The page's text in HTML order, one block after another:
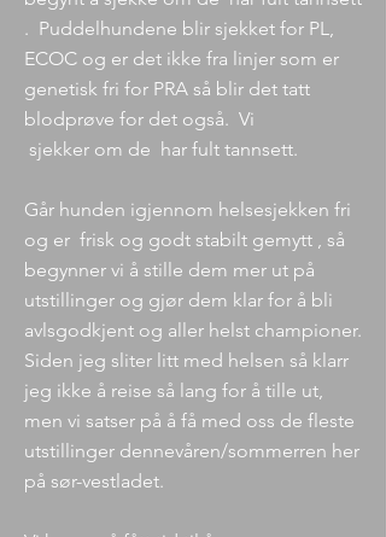
. Puddelhundene blir sjekket for PL,
ECOC og er det ikke fra linjer som er
genetisk fri for PRA så blir det tatt
blodprøve for det også. Vi
sjekker om de har fult tannsett.
Går hunden igjennom helsesjekken fri
og er frisk og godt stabilt gemytt , så
begynner vi å stille dem mer ut på
utstillinger og gjør dem klar for å bli
avlsgodkjent og aller helst championer.
Siden jeg sliter litt med helsen så klarr
jeg ikke å reise så lang for å tille ut,
men vi satser på å få med oss de fleste
utstillinger dennevåren/sommerren her
på sør-vestladet.